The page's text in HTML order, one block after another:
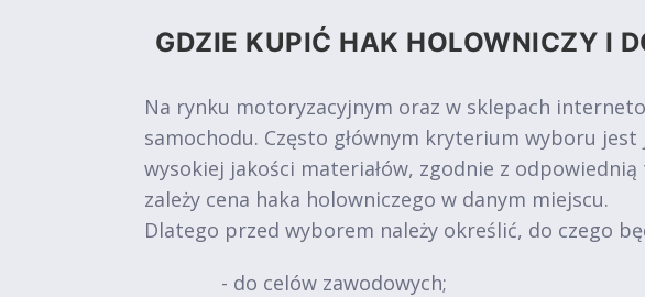
GDZIE KUPIĆ HAK HOLOWNICZY I
Na rynku motoryzacyjnym oraz w sklepach
samochodu. Często głównym kryterium wyboru
wysokiej jakości materiałów, zgodnie z
zależy cena haka holowniczego w danym miejscu.
Dlatego przed wyborem należy określić, do czego
- do celów zawodowych;